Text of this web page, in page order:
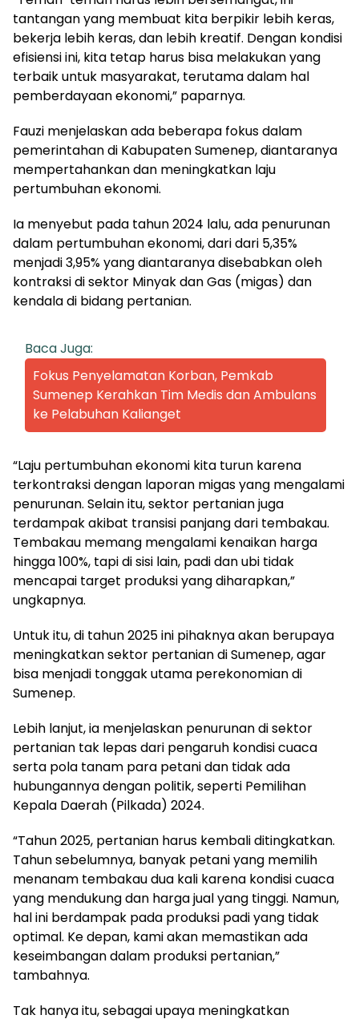
tantangan yang membuat kita berpikir lebih keras,
bekerja lebih keras, dan lebih kreatif. Dengan kondisi
efisiensi ini, kita tetap harus bisa melakukan yang
terbaik untuk masyarakat, terutama dalam hal
pemberdayaan ekonomi,” paparnya.
Fauzi menjelaskan ada beberapa fokus dalam
pemerintahan di Kabupaten Sumenep, diantaranya
mempertahankan dan meningkatkan laju
pertumbuhan ekonomi.
Ia menyebut pada tahun 2024 lalu, ada penurunan
dalam pertumbuhan ekonomi, dari dari 5,35%
menjadi 3,95% yang diantaranya disebabkan oleh
kontraksi di sektor Minyak dan Gas (migas) dan
kendala di bidang pertanian.
Baca Juga:
Fokus Penyelamatan Korban, Pemkab
Sumenep Kerahkan Tim Medis dan Ambulans
ke Pelabuhan Kalianget
“Laju pertumbuhan ekonomi kita turun karena
terkontraksi dengan laporan migas yang mengalami
penurunan. Selain itu, sektor pertanian juga
terdampak akibat transisi panjang dari tembakau.
Tembakau memang mengalami kenaikan harga
hingga 100%, tapi di sisi lain, padi dan ubi tidak
mencapai target produksi yang diharapkan,”
ungkapnya.
Untuk itu, di tahun 2025 ini pihaknya akan berupaya
meningkatkan sektor pertanian di Sumenep, agar
bisa menjadi tonggak utama perekonomian di
Sumenep.
Lebih lanjut, ia menjelaskan penurunan di sektor
pertanian tak lepas dari pengaruh kondisi cuaca
serta pola tanam para petani dan tidak ada
hubungannya dengan politik, seperti Pemilihan
Kepala Daerah (Pilkada) 2024.
“Tahun 2025, pertanian harus kembali ditingkatkan.
Tahun sebelumnya, banyak petani yang memilih
menanam tembakau dua kali karena kondisi cuaca
yang mendukung dan harga jual yang tinggi. Namun,
hal ini berdampak pada produksi padi yang tidak
optimal. Ke depan, kami akan memastikan ada
keseimbangan dalam produksi pertanian,”
tambahnya.
Tak hanya itu, sebagai upaya meningkatkan